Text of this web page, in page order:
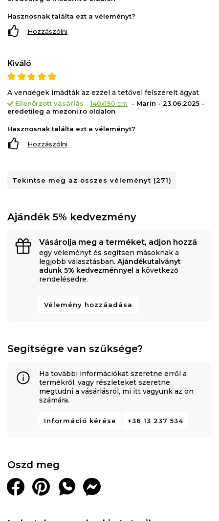
Hasznosnak találta ezt a véleményt?
Hozzászólni
Kiváló
A vendégek imádták az ezzel a tetővel felszerelt ágyat
Ellenőrzött vásárlás -140x190 cm
- Marin - 23.06.2025 -
eredetileg a mezoni.ro oldalon
Hasznosnak találta ezt a véleményt?
Hozzászólni
Tekintse meg az összes véleményt (271)
Ajándék 5% kedvezmény
Vásárolja meg a terméket, adjon hozzá
egy véleményt és segítsen másoknak a
legjobb választásban. Ajándékutalványt
adunk 5% kedvezménnyel a következő
rendelésedre.
Vélemény hozzáadása
Segítségre van szüksége?
Ha további információkat szeretne erről a
termékről, vagy részleteket szeretne
megtudni a vásárlásról, mi itt vagyunk az ön
számára.
Információ kérése +36 13 237 534
Oszd meg